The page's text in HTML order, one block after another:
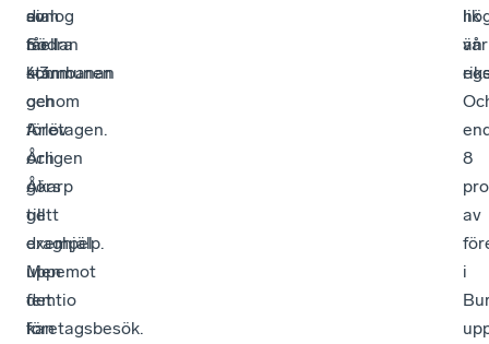
som
får
4,3.
av
Södra
stambanan
genom
Arlöv
och
Åkarp
gett
draghjälp.
Men
det
kan
dialog
mellan
kommunen
och
företagen.
Årligen
görs
till
exempel
uppemot
femtio
företagsbesök.
lik
vår
än
8
av
i